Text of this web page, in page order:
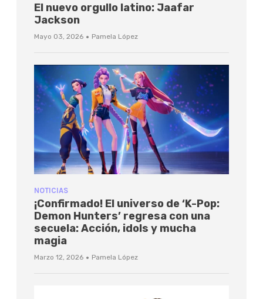
El nuevo orgullo latino: Jaafar
Jackson
Mayo 03, 2026 · Pamela López
NOTICIAS
¡Confirmado! El universo de ‘K-Pop:
Demon Hunters’ regresa con una
secuela: Acción, idols y mucha
magia
Marzo 12, 2026 · Pamela López